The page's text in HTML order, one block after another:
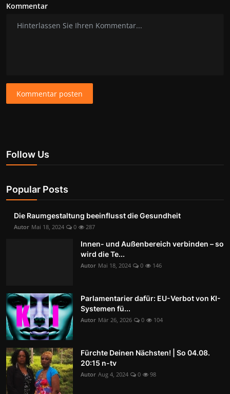
Kommentar
Kommentar posten
Follow Us
Popular Posts
Die Raumgestaltung beeinflusst die Gesundheit
Autor Mai 18, 2024 0 287
Innen- und Außenbereich verbinden – so
wird die Te...
Autor Mai 18, 2024 0 146
Parlamentarier dafür: EU-Verbot von KI-
Systemen fü...
Autor Mär 26, 2026 0 104
Fürchte Deinen Nächsten! | So 04.08.
20:15 n-tv
Autor Aug 4, 2024 0 98